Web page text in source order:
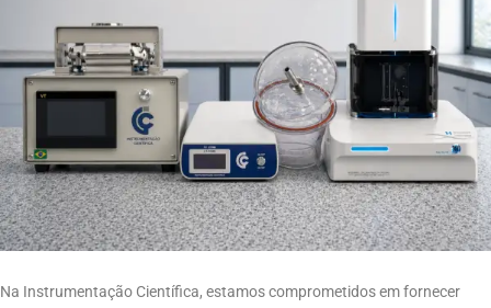
Na Instrumentação Científica, estamos comprometidos em fornecer